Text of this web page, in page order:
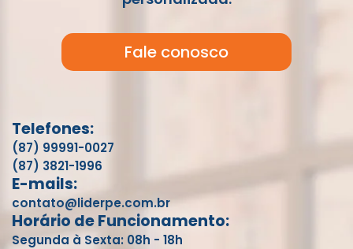
Fale conosco
Telefones:
(87) 99991-0027
(87) 3821-1996
E-mails:
contato@liderpe.com.br
Horário de Funcionamento:
Segunda à Sexta: 08h - 18h